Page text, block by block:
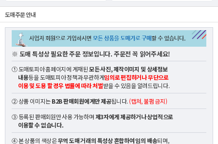
도매 주문 안내
※ 도매 특성상 필요한 주문 정보입니다. 주문전 꼭 읽어주세요!
① 도매토피아 홈페이지에 게재된모든 사진, 제작이미지 및 상세정보
내용등을 도매토피아 정책과 무관하게임의로 편집하거나 무단으로
이용 및 도용 할 경우 법률에 따라 처벌받을 수 있음을 알려드립니다.
② 상품 이미지는B2B 판매회원에게만 제공됩니다.(캡쳐, 불펌 금지)
③ 등록된 판매회원만 사용 가능하며제3자에게 제공하거나 상업적으로
이용할 수 없습니다.
④ 본 상품의 색상은무역 도매 거래의 특성상 혼합하여 임의 배송되며,